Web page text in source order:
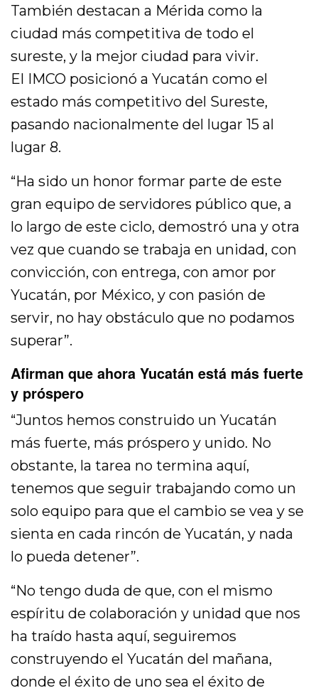
También destacan a Mérida como la
ciudad más competitiva de todo el
sureste, y la mejor ciudad para vivir.
El IMCO posicionó a Yucatán como el
estado más competitivo del Sureste,
pasando nacionalmente del lugar 15 al
lugar 8.
“Ha sido un honor formar parte de este
gran equipo de servidores público que, a
lo largo de este ciclo, demostró una y otra
vez que cuando se trabaja en unidad, con
convicción, con entrega, con amor por
Yucatán, por México, y con pasión de
servir, no hay obstáculo que no podamos
superar”.
Afirman que ahora Yucatán está más fuerte
y próspero
“Juntos hemos construido un Yucatán
más fuerte, más próspero y unido. No
obstante, la tarea no termina aquí,
tenemos que seguir trabajando como un
solo equipo para que el cambio se vea y se
sienta en cada rincón de Yucatán, y nada
lo pueda detener”.
“No tengo duda de que, con el mismo
espíritu de colaboración y unidad que nos
ha traído hasta aquí, seguiremos
construyendo el Yucatán del mañana,
donde el éxito de uno sea el éxito de